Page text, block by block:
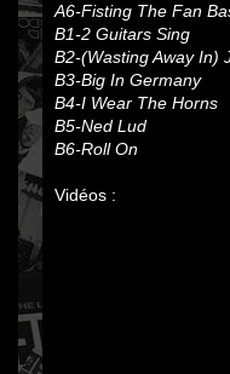
A6-Fisting The Fan
B1-2 Guitars Sing
B2-(Wasting Away In)
B3-Big In Germany
B4-I Wear The Horns
B5-Ned Lud
B6-Roll On
Vidéos :